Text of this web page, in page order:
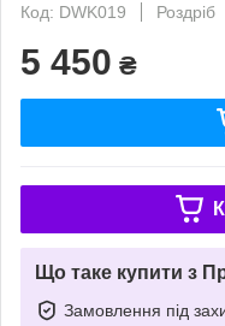
Код: DWK019
Роздріб
5 450 ₴
Що таке купити з
Замовлення під